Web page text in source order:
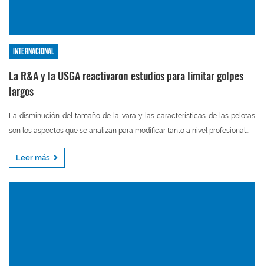
Internacional
La R&A y la USGA reactivaron estudios para limitar golpes
largos
La disminución del tamaño de la vara y las características de las pelotas
son los aspectos que se analizan para modificar tanto a nivel profesional...
Leer más